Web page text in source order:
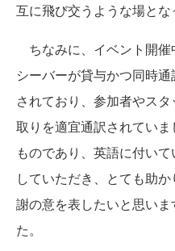
互に飛び交うような場とな
ちなみに、イベント開催
シーバーが貸与かつ同時
されており、参加者やス
取りを適宜通訳されてい
ものであり、英語に付い
していただき、とても助
謝の意を表したいと思い
た。